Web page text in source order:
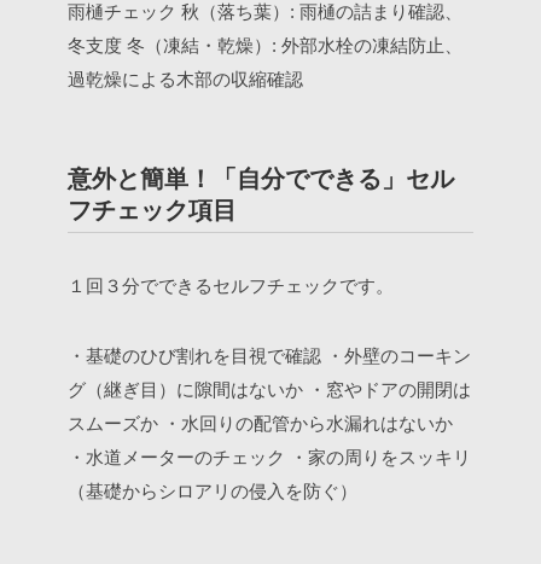
雨樋チェック 秋（落ち葉）: 雨樋の詰まり確認、
冬支度 冬（凍結・乾燥）: 外部水栓の凍結防止、
過乾燥による木部の収縮確認
意外と簡単！「自分でできる」セル
フチェック項目
１回３分でできるセルフチェックです。
・基礎のひび割れを目視で確認 ・外壁のコーキン
グ（継ぎ目）に隙間はないか ・窓やドアの開閉は
スムーズか ・水回りの配管から水漏れはないか
・水道メーターのチェック
・家の周りをスッキリ
（基礎からシロアリの侵入を防ぐ）